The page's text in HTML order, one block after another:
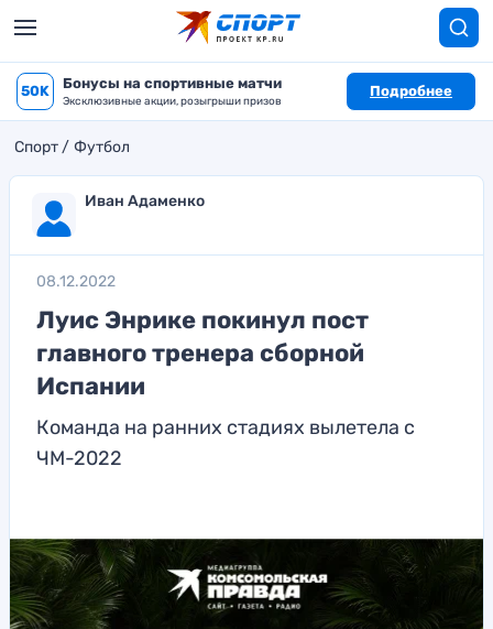
50K Бонусы на спортивные матчи
Эксклюзивные акции, розыгрыши призов
Подробнее
Спорт Футбол
Иван Адаменко
08.12.2022
Луис Энрике покинул пост
главного тренера сборной
Испании
Команда на ранних стадиях вылетела с
ЧМ-2022